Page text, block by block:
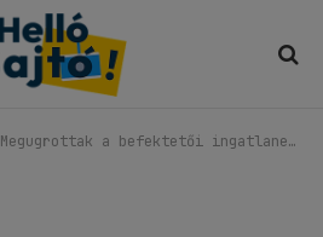
Megugrottak a befektetői ingatlaneladások, nő az ingatlankínálat